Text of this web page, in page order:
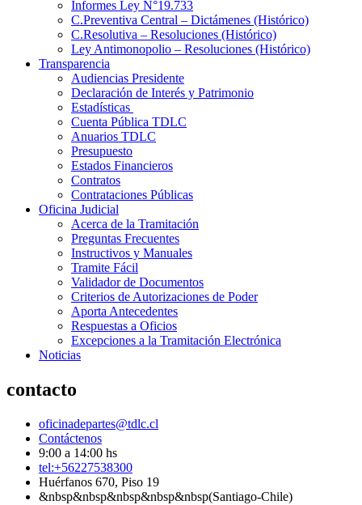
Informes Ley N°19.733
C.Preventiva Central – Dictámenes (Histórico)
C.Resolutiva – Resoluciones (Histórico)
Ley Antimonopolio – Resoluciones (Histórico)
Transparencia
Audiencias Presidente
Declaración de Interés y Patrimonio
Estadísticas
Cuenta Pública TDLC
Anuarios TDLC
Presupuesto
Estados Financieros
Contratos
Contrataciones Públicas
Oficina Judicial
Acerca de la Tramitación
Preguntas Frecuentes
Instructivos y Manuales
Tramite Fácil
Validador de Documentos
Criterios de Autorizaciones de Poder
Aporta Antecedentes
Respuestas a Oficios
Excepciones a la Tramitación Electrónica
Noticias
contacto
oficinadepartes@tdlc.cl
Contáctenos
9:00 a 14:00 hs
tel:+56227538300
Huérfanos 670, Piso 19
&nbsp&nbsp&nbsp&nbsp&nbsp(Santiago-Chile)